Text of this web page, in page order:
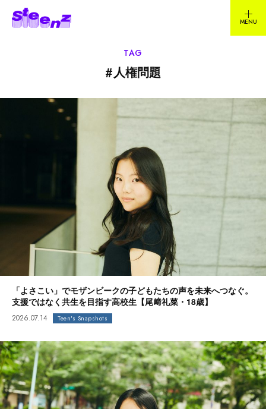
TAG
#人権問題
「よさこい」でモザンビークの子どもたちの声を未来へつなぐ。
支援ではなく共生を目指す高校生【尾﨑礼菜・18歳】
2026.07.14 Teen's Snapshots